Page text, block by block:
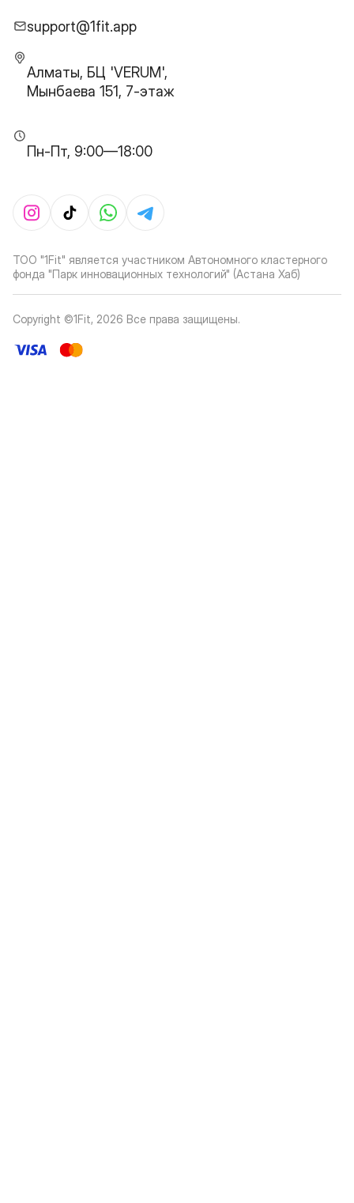
support@1fit.app
Алматы, БЦ 'VERUM',
Мынбаева 151, 7-этаж
Пн-Пт, 9:00—18:00
ТОО "1Fit" является участником Автономного кластерного
фонда "Парк инновационных технологий" (Астана Хаб)
Copyright ©1Fit, 2026 Все права защищены.